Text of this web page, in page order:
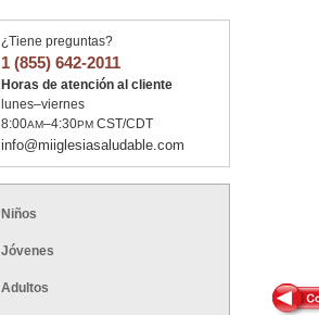
¿Tiene preguntas?
1 (855) 642-2011
Horas de atención al cliente
lunes–viernes
8:00AM–4:30PM CST/CDT
info@miiglesiasaludable.com
Niños
Jóvenes
Adultos